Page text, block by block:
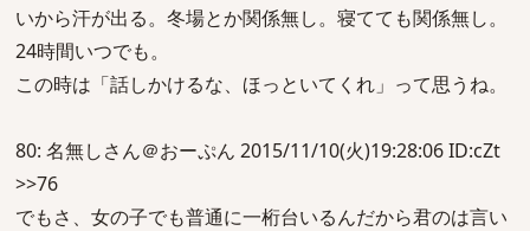
いから汗が出る。冬場とか関係無し。寝てても関係無し。
24時間いつでも。
この時は「話しかけるな、ほっといてくれ」って思うね。
80: 名無しさん＠おーぷん 2015/11/10(火)19:28:06 ID:cZt
>>76
でもさ、女の子でも普通に一桁台いるんだから君のは言い